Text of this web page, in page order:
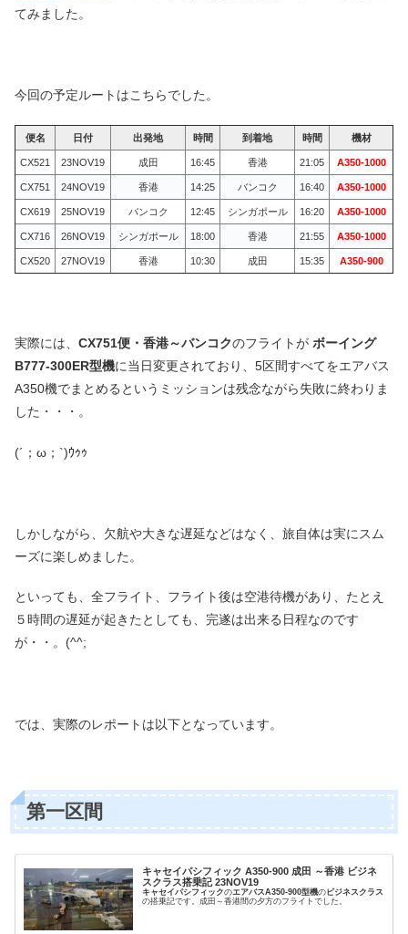
てみました。
今回の予定ルートはこちらでした。
便名 日付 出発地 時間 到着地 時間 機材
CX521 23NOV19 成田 16:45 香港 21:05 A350-1000
CX751 24NOV19 香港 14:25 バンコク 16:40 A350-1000
CX619 25NOV19 バンコク 12:45 シンガポール 16:20 A350-1000
CX716 26NOV19 シンガポール 18:00 香港 21:55 A350-1000
CX520 27NOV19 香港 10:30 成田 15:35 A350-900
実際には、 CX751便・香港～バンコクのフライトが ボーイング
B777-300ER型機に当日変更されており、5区間すべてをエアバス
A350機でまとめるというミッションは残念ながら失敗に終わりま
した・・・。
(´；ω；`)ｳｩｩ
しかしながら、欠航や大きな遅延などはなく、旅自体は実にスム
ーズに楽しめました。
といっても、全フライト、フライト後は空港待機があり、たとえ
５時間の遅延が起きたとしても、完遂は出来る日程なのです
が・・。(^^;
では、実際のレポートは以下となっています。
第一区間
キャセイパシフィック A350-900 成田 ～香港 ビジネ
スクラス搭乗記 23NOV19
キャセイパシフィックのエアバスA350-900型機のビジネスクラス
の搭乗記です。成田～香港間の夕方のフライトでした。